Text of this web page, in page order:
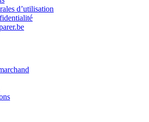
d’utilisation